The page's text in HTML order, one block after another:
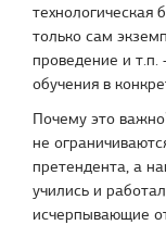
технологическая
только сам
проведение и т.п.
обучения в
Почему это
не
претендента, а
учились и
исчерпывающие